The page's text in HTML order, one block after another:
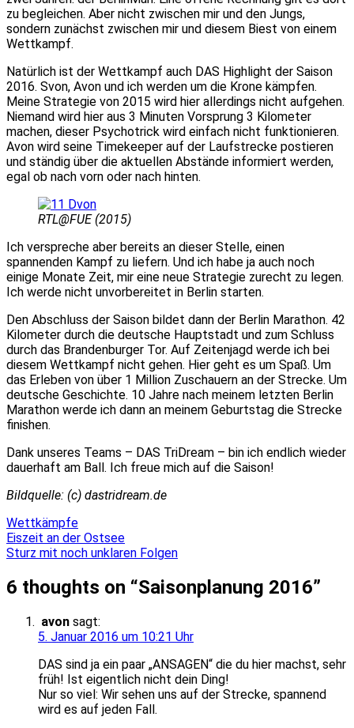
zu begleichen. Aber nicht zwischen mir und den Jungs,
sondern zunächst zwischen mir und diesem Biest von einem
Wettkampf.
Natürlich ist der Wettkampf auch DAS Highlight der Saison
2016. Svon, Avon und ich werden um die Krone kämpfen.
Meine Strategie von 2015 wird hier allerdings nicht aufgehen.
Niemand wird hier aus 3 Minuten Vorsprung 3 Kilometer
machen, dieser Psychotrick wird einfach nicht funktionieren.
Avon wird seine Timekeeper auf der Laufstrecke postieren
und ständig über die aktuellen Abstände informiert werden,
egal ob nach vorn oder nach hinten.
RTL@FUE (2015)
Ich verspreche aber bereits an dieser Stelle, einen
spannenden Kampf zu liefern. Und ich habe ja auch noch
einige Monate Zeit, mir eine neue Strategie zurecht zu legen.
Ich werde nicht unvorbereitet in Berlin starten.
Den Abschluss der Saison bildet dann der Berlin Marathon. 42
Kilometer durch die deutsche Hauptstadt und zum Schluss
durch das Brandenburger Tor. Auf Zeitenjagd werde ich bei
diesem Wettkampf nicht gehen. Hier geht es um Spaß. Um
das Erleben von über 1 Million Zuschauern an der Strecke. Um
deutsche Geschichte. 10 Jahre nach meinem letzten Berlin
Marathon werde ich dann an meinem Geburtstag die Strecke
finishen.
Dank unseres Teams – DAS TriDream – bin ich endlich wieder
dauerhaft am Ball. Ich freue mich auf die Saison!
Bildquelle: (c) dastridream.de
Wettkämpfe
Beitragsnavigation
Eiszeit an der Ostsee
Sturz mit noch unklaren Folgen
6 thoughts on “Saisonplanung 2016”
avon sagt:
5. Januar 2016 um 10:21 Uhr
DAS sind ja ein paar „ANSAGEN“ die du hier machst, sehr
früh! Ist eigentlich nicht dein Ding!
Nur so viel: Wir sehen uns auf der Strecke, spannend
wird es auf jeden Fall.